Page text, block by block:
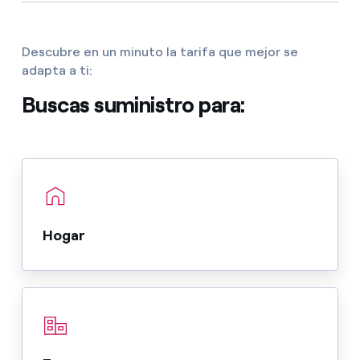
Descubre en un minuto la tarifa que mejor se
adapta a ti:
Buscas suministro para:
Hogar